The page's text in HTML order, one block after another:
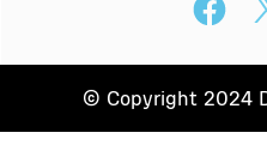
© Copyright 2024